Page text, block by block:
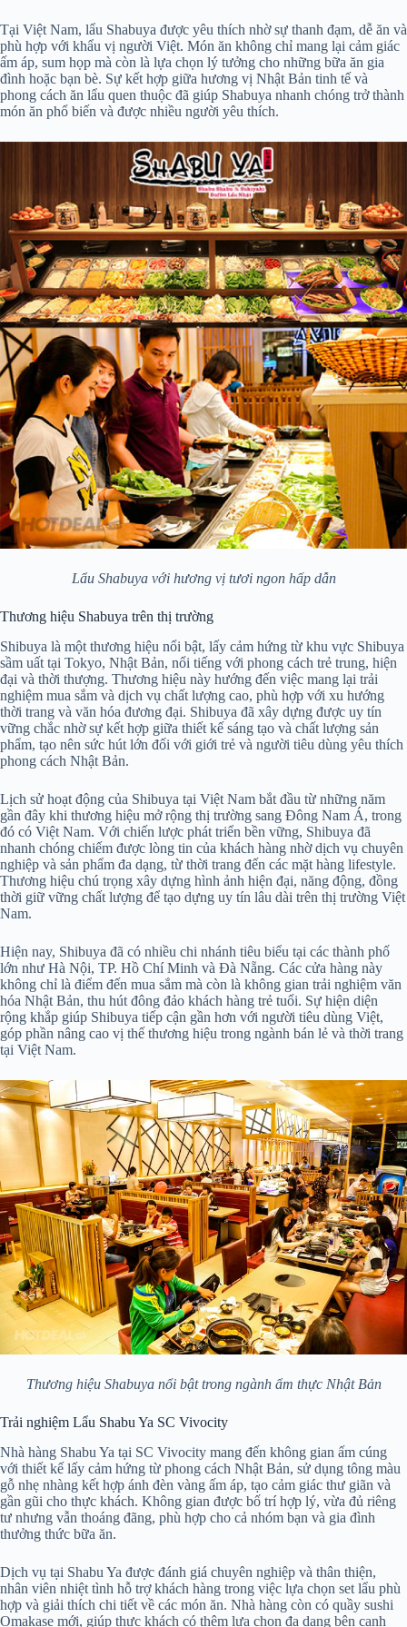
Tại Việt Nam, lẩu Shabuya được yêu thích nhờ sự thanh đạm, dễ ăn và
phù hợp với khẩu vị người Việt. Món ăn không chỉ mang lại cảm giác
ấm áp, sum họp mà còn là lựa chọn lý tưởng cho những bữa ăn gia
đình hoặc bạn bè. Sự kết hợp giữa hương vị Nhật Bản tinh tế và
phong cách ăn lẩu quen thuộc đã giúp Shabuya nhanh chóng trở thành
món ăn phổ biến và được nhiều người yêu thích.
Lẩu Shabuya với hương vị tươi ngon hấp dẫn
Thương hiệu Shabuya trên thị trường
Shibuya là một thương hiệu nổi bật, lấy cảm hứng từ khu vực Shibuya
sầm uất tại Tokyo, Nhật Bản, nổi tiếng với phong cách trẻ trung, hiện
đại và thời thượng. Thương hiệu này hướng đến việc mang lại trải
nghiệm mua sắm và dịch vụ chất lượng cao, phù hợp với xu hướng
thời trang và văn hóa đương đại. Shibuya đã xây dựng được uy tín
vững chắc nhờ sự kết hợp giữa thiết kế sáng tạo và chất lượng sản
phẩm, tạo nên sức hút lớn đối với giới trẻ và người tiêu dùng yêu thích
phong cách Nhật Bản.
Lịch sử hoạt động của Shibuya tại Việt Nam bắt đầu từ những năm
gần đây khi thương hiệu mở rộng thị trường sang Đông Nam Á, trong
đó có Việt Nam. Với chiến lược phát triển bền vững, Shibuya đã
nhanh chóng chiếm được lòng tin của khách hàng nhờ dịch vụ chuyên
nghiệp và sản phẩm đa dạng, từ thời trang đến các mặt hàng lifestyle.
Thương hiệu chú trọng xây dựng hình ảnh hiện đại, năng động, đồng
thời giữ vững chất lượng để tạo dựng uy tín lâu dài trên thị trường Việt
Nam.
Hiện nay, Shibuya đã có nhiều chi nhánh tiêu biểu tại các thành phố
lớn như Hà Nội, TP. Hồ Chí Minh và Đà Nẵng. Các cửa hàng này
không chỉ là điểm đến mua sắm mà còn là không gian trải nghiệm văn
hóa Nhật Bản, thu hút đông đảo khách hàng trẻ tuổi. Sự hiện diện
rộng khắp giúp Shibuya tiếp cận gần hơn với người tiêu dùng Việt,
góp phần nâng cao vị thế thương hiệu trong ngành bán lẻ và thời trang
tại Việt Nam.
Thương hiệu Shabuya nổi bật trong ngành ẩm thực Nhật Bản
Trải nghiệm Lẩu Shabu Ya SC Vivocity
Nhà hàng Shabu Ya tại SC Vivocity mang đến không gian ấm cúng
với thiết kế lấy cảm hứng từ phong cách Nhật Bản, sử dụng tông màu
gỗ nhẹ nhàng kết hợp ánh đèn vàng ấm áp, tạo cảm giác thư giãn và
gần gũi cho thực khách. Không gian được bố trí hợp lý, vừa đủ riêng
tư nhưng vẫn thoáng đãng, phù hợp cho cả nhóm bạn và gia đình
thưởng thức bữa ăn.
Dịch vụ tại Shabu Ya được đánh giá chuyên nghiệp và thân thiện,
nhân viên nhiệt tình hỗ trợ khách hàng trong việc lựa chọn set lẩu phù
hợp và giải thích chi tiết về các món ăn. Nhà hàng còn có quầy sushi
Omakase mới, giúp thực khách có thêm lựa chọn đa dạng bên cạnh